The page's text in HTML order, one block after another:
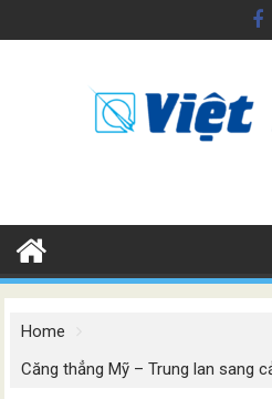
to
Home
Căng thẳng Mỹ – Trung lan sang